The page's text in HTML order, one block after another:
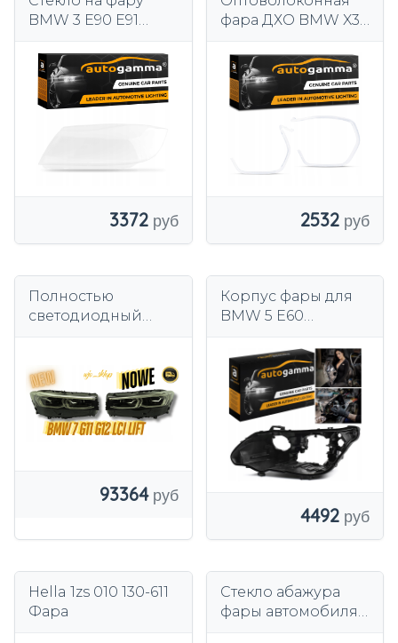
BMW 3 E90 E91
Левая
3372
фара ДХО BMW X3
Левая
2532
Полностью
светодиодный
левый + правый
93364
Корпус фары для
BMW 5 E60
нерулевой левый
4492
Hella 1zs 010 130-611
Фара
Стекло абажура
фары автомобиля